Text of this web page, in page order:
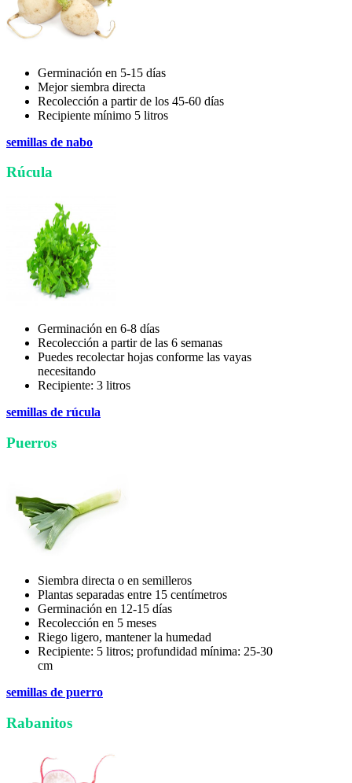
Germinación en 5-15 días
Mejor siembra directa
Recolección a partir de los 45-60 días
Recipiente mínimo 5 litros
semillas de nabo
Rúcula
Germinación en 6-8 días
Recolección a partir de las 6 semanas
Puedes recolectar hojas conforme las vayas
necesitando
Recipiente: 3 litros
semillas de rúcula
Puerros
Siembra directa o en semilleros
Plantas separadas entre 15 centímetros
Germinación en 12-15 días
Recolección en 5 meses
Riego ligero, mantener la humedad
Recipiente: 5 litros; profundidad mínima: 25-30
cm
semillas de puerro
Rabanitos